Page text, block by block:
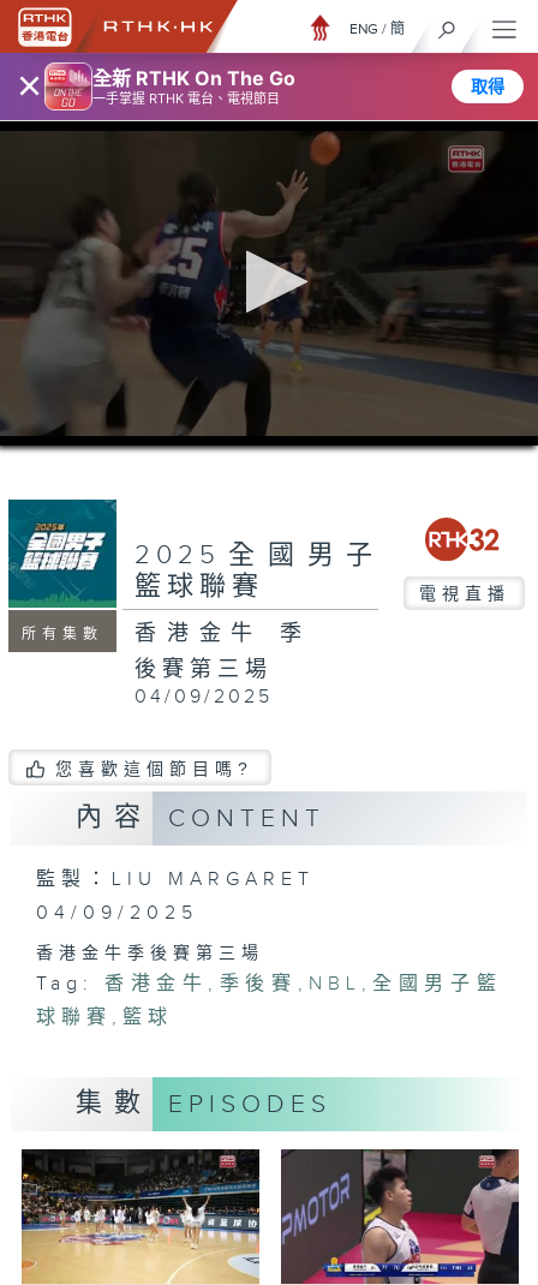
× 全新 RTHK On The Go
一手掌握 RTHK 電台、電視節目
取得
ENG / 簡
0
seconds
40
minutes,
48
seconds
所有集數
2025全國男子
籃球聯賽
電視直播
香港金牛 季
後賽第三場
04/09/2025
您喜歡這個節目嗎?
內容 CONTENT
監製：LIU MARGARET
04/09/2025
香港金牛季後賽第三場
Tag: 香港金牛 , 季後賽 , NBL , 全國男子籃
球聯賽 ,籃球
集數 EPISODES